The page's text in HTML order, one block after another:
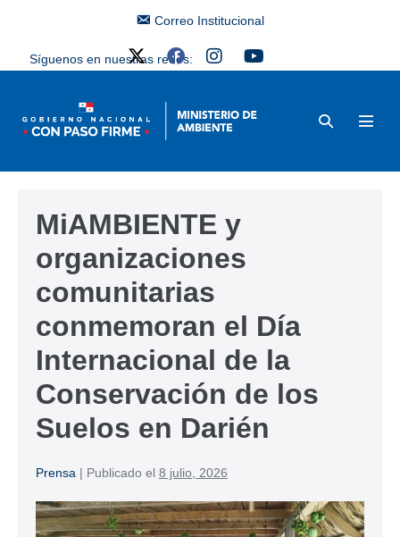
Correo Institucional
Síguenos en nuestras redes:
MiAMBIENTE y
organizaciones
comunitarias
conmemoran el Día
Internacional de la
Conservación de los
Suelos en Darién
Prensa | Publicado el 8 julio, 2026